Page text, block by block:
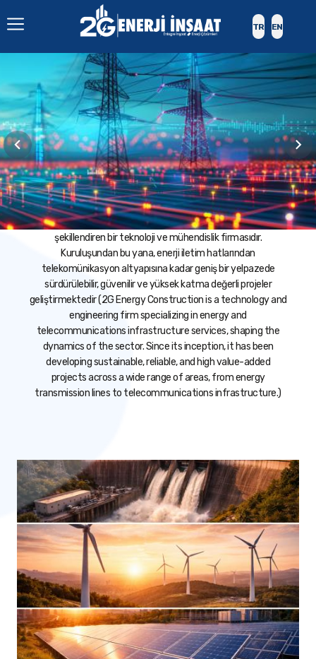
TR EN
2G Enerji İnşaat enerji ve telekomünikasyon altyapı
hizmetlerinde uzmanlaşmış, sektörün dinamiklerini
şekillendiren bir teknoloji ve mühendislik firmasıdır.
Kuruluşundan bu yana, enerji iletim hatlarından
telekomünikasyon altyapısına kadar geniş bir yelpazede
sürdürülebilir, güvenilir ve yüksek katma değerli projeler
geliştirmektedir (2G Energy Construction is a technology and
engineering firm specializing in energy and
telecommunications infrastructure services, shaping the
dynamics of the sector. Since its inception, it has been
developing sustainable, reliable, and high value-added
projects across a wide range of areas, from energy
transmission lines to telecommunications infrastructure.)